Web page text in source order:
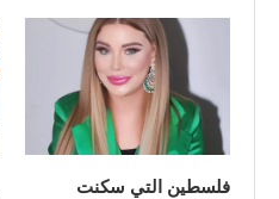
فلسطين التي سكنت